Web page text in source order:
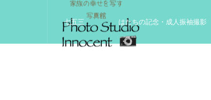
七五三 はたちの記念・成人振袖撮影